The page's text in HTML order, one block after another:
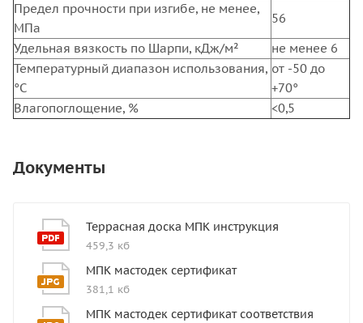
Предел прочности при изгибе, не менее,
МПа
56
Удельная вязкость по Шарпи, кДж/м²
не менее 6
Температурный диапазон использования,
°С
от -50 до
+70°
Влагопоглощение, %
<0,5
Документы
Террасная доска МПК инструкция
459,3 кб
МПК мастодек сертификат
381,1 кб
МПК мастодек сертификат соответствия